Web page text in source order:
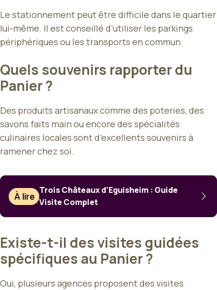
Le stationnement peut être difficile dans le quartier
lui-même. Il est conseillé d’utiliser les parkings
périphériques ou les transports en commun.
Quels souvenirs rapporter du
Panier ?
Des produits artisanaux comme des poteries, des
savons faits main ou encore des spécialités
culinaires locales sont d’excellents souvenirs à
ramener chez soi.
À lire
Trois Châteaux d’Eguisheim : Guide
Visite Complet
Existe-t-il des visites guidées
spécifiques au Panier ?
Oui, plusieurs agences proposent des visites